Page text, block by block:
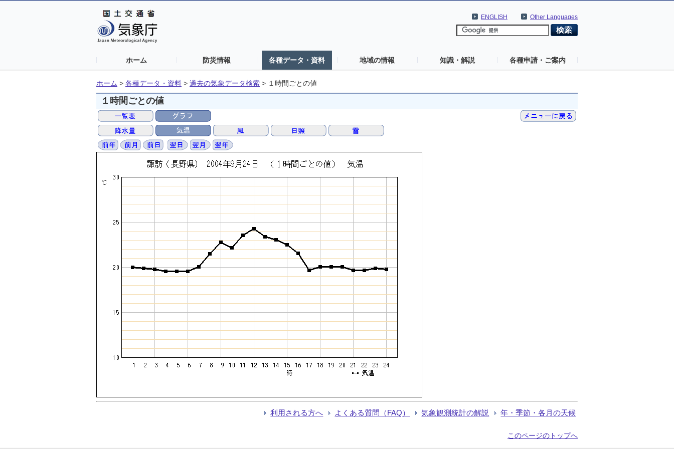
Other Languages
ENGLISH
ホーム 防災情報 各種データ・資料 地域の情報 知識・解説 各種申請・ご案内
ホーム > 各種データ・資料 > 過去の気象データ検索 > １時間ごとの値
１時間ごとの値
利用される方へ よくある質問（FAQ） 気象観測統計の解説 年・季節・各月の天候
このページのトップへ